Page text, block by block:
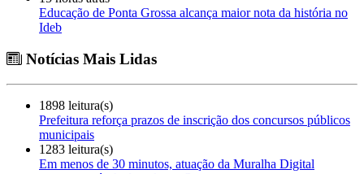
Educação de Ponta Grossa alcança maior nota da história no
Ideb
Notícias Mais Lidas
1898 leitura(s)
Prefeitura reforça prazos de inscrição dos concursos públicos
municipais
1283 leitura(s)
Em menos de 30 minutos, atuação da Muralha Digital